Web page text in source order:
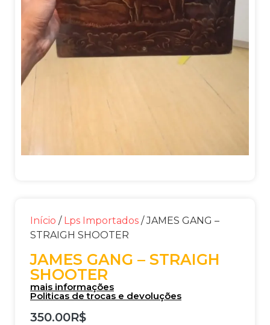
Início / Lps Importados / JAMES GANG –
STRAIGH SHOOTER
JAMES GANG – STRAIGH
SHOOTER
mais informações
Politicas de trocas e devoluções
350.00R$